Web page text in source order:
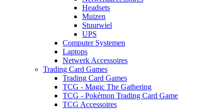
Headsets
Muizen
Stuurwiel
UPS
Computer Systemen
Laptops
Netwerk Accessoires
Trading Card Games
Trading Card Games
TCG - Magic The Gathering
TCG - Pokémon Trading Card Game
TCG Accessoires